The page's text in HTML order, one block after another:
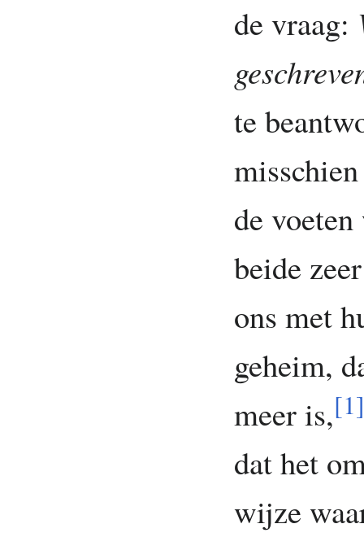
de vraag:
te
de
beide
ons met
geheim,
meer is,[1]
dat het
wijze